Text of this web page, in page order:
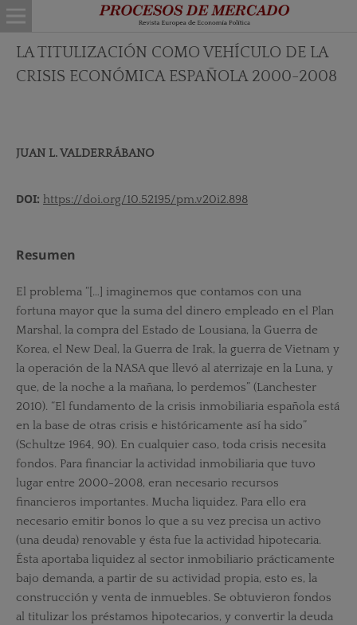
LA TITULIZACIÓN COMO VEHÍCULO DE LA
CRISIS ECONÓMICA ESPAÑOLA 2000-2008
JUAN L. VALDERRÁBANO
DOI: https://doi.org/10.52195/pm.v20i2.898
Resumen
El problema “[…] imaginemos que contamos con una
fortuna mayor que la suma del dinero empleado en el Plan
Marshal, la compra del Estado de Lousiana, la Guerra de
Korea, el New Deal, la Guerra de Irak, la guerra de Vietnam y
la operación de la NASA que llevó al aterrizaje en la Luna, y
que, de la noche a la mañana, lo perdemos” (Lanchester
2010). “El fundamento de la crisis inmobiliaria española está
en la base de otras crisis e históricamente así ha sido”
(Schultze 1964, 90). En cualquier caso, toda crisis necesita
fondos. Para financiar la actividad inmobiliaria que tuvo
lugar entre 2000-2008, eran necesario recursos
financieros importantes. Mucha liquidez. Para ello era
necesario emitir bonos lo que a su vez precisa un activo
(una deuda) renovable y ésta fue la actividad hipotecaria.
Ésta aportaba liquidez al sector inmobiliario prácticamente
bajo demanda, a partir de su actividad propia, esto es, la
construcción y venta de inmuebles. Se obtuvieron fondos
al titulizar los préstamos hipotecarios, y convertir la deuda